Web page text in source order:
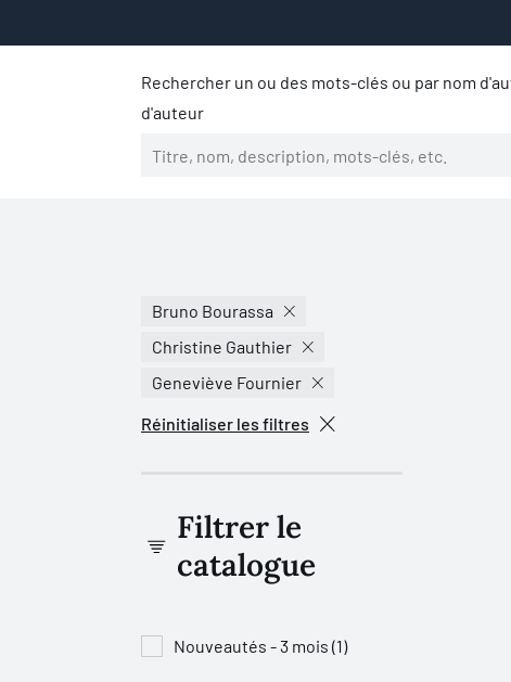
Rechercher un ou des mots-clés ou par nom
d'auteur
Bruno Bourassa
Christine Gauthier
Geneviève Fournier
Réinitialiser les filtres
Filtrer le
catalogue
Nouveautés - 3 mois (1)